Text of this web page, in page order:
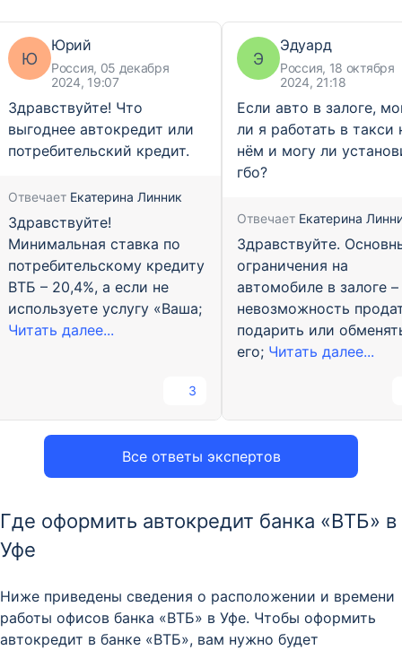
Все ответы экспертов
Ю
Юрий
Россия, 05 декабря
2024, 19:07
Здравствуйте! Что
выгоднее автокредит или
потребительский кредит.
Отвечает Екатерина Линник
Здравствуйте!
Минимальная ставка по
потребительскому кредиту
ВТБ – 20,4%, а если не
используете услугу «Ваша;
Читать далее...
3
Э
Эдуард
Россия, 18 октября
2024, 21:18
Если авто в залоге,
ли я работать в такси
нём и могу ли
гбо?
Отвечает Екатерина
Здравствуйте.
ограничения на
автомобиле в залоге –
невозможность
подарить или
его; Читать далее...
Где оформить автокредит банка «ВТБ» в
Уфе
Ниже приведены сведения о расположении и времени
работы офисов банка «ВТБ» в Уфе. Чтобы оформить
автокредит в банке «ВТБ», вам нужно будет